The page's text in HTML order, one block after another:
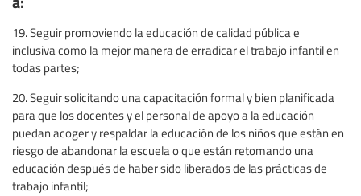
19. Seguir promoviendo la educación de calidad pública e
inclusiva como la mejor manera de erradicar el trabajo infantil en
todas partes;
20. Seguir solicitando una capacitación formal y bien planificada
para que los docentes y el personal de apoyo a la educación
puedan acoger y respaldar la educación de los niños que están en
riesgo de abandonar la escuela o que están retomando una
educación después de haber sido liberados de las prácticas de
trabajo infantil;